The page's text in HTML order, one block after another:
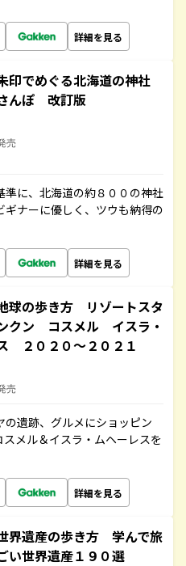
詳細を見る
印でめぐる北海道の神社
んぽ 改訂版
売
準に、北海道の約８００の神社
ナーに優しく、ツウも納得の
詳細を見る
球の歩き方 リゾートスタ
クン コスメル イスラ・
２０２０～２０２１
売
遺跡、グルメにショッピン
メル＆イスラ・ムヘーレスを
詳細を見る
遺産の歩き方 学んで旅
い世界遺産１９０選